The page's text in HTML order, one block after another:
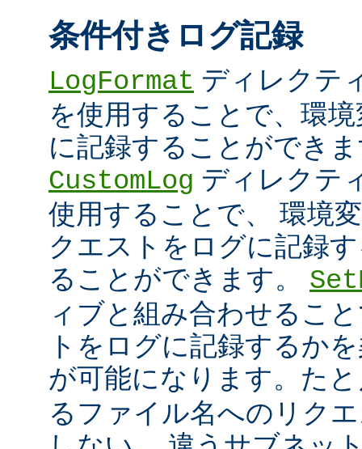
条件付きログ記録
LogFormat ディレクテ
を使用することで、環
に記録することができ
CustomLog ディレクテ
使用することで、 環境
クエストをログに記録
ることができます。
ィブと組み合わせるこ
トをログに記録するか
が可能になります。た
るファイル名へのリク